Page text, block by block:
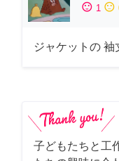
sentiment_satisfied 1 sentiment_neutral
ジャケットの 袖
子どもたちと工